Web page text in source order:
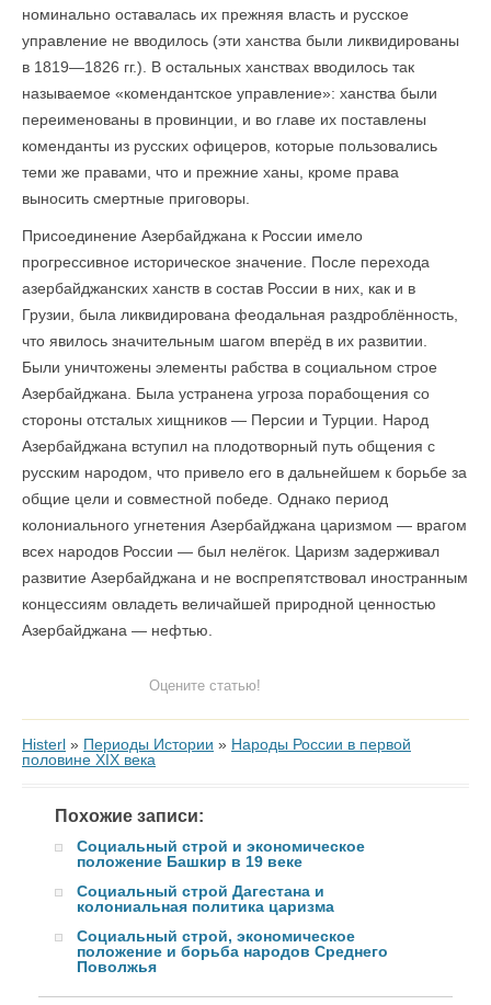
номи­нально оставалась их прежняя власть и русское
управление не вводилось (эти ханства были ликвидированы
в 1819—1826 гг.). В остальных ханствах вводилось так
называемое «комендантское управление»: ханства были
переименованы в провинции, и во главе их поставлены
коменданты из русских офицеров, которые пользовались
теми же правами, что и прежние ханы, кроме права
выносить смертные приговоры.
Присоединение Азербайджана к России имело
прогрессивное историческое значение. После перехода
азербайджанских ханств в состав России в них, как и в
Грузии, была ликвидирована феодальная раздроблённость,
что явилось значительным шагом вперёд в их развитии.
Были уничтожены элементы рабства в социальном строе
Азербайджана. Была устранена угроза порабощения со
стороны отсталых хищников — Персии и Турции. Народ
Азербайджана вступил на плодотворный путь общения с
русским народом, что привело его в дальнейшем к борьбе за
общие цели и совместной победе. Однако период
колониального угнетения Азербайджана царизмом — врагом
всех на­родов России — был нелёгок. Царизм задерживал
развитие Азербайджана и не воспрепятствовал иностранным
концессиям овладеть величайшей природной ценностью
Азербайджана — нефтью.
Оцените статью!
Histerl » Периоды Истории » Народы России в первой
половине XIX века
Похожие записи:
Социальный строй и экономическое
положение Башкир в 19 веке
Социальный строй Дагестана и
колониальная политика царизма
Социальный строй, экономическое
положение и борьба народов Среднего
Поволжья